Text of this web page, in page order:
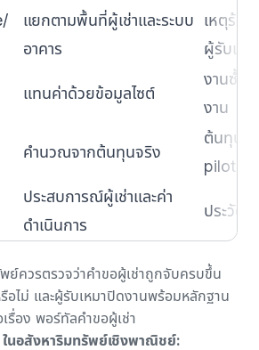
แยกตามพื้นที่ผู้เช่าและระบบ
อาคาร
เหตุร้อง
ผู้รับเหม
แทนค่าด้วยข้อมูลไซต์
งานซ้ำ
งาน
คำนวณจากต้นทุนจริง
ต้นทุนร
pilot
ประสบการณ์ผู้เช่าและค่า
ดำเนินการ
ประวัติ
ย์ควรตรวจว่าคำขอผู้เช่าถูกจับครบขึ้น
อไม่ และผู้รับเหมาปิดงานพร้อมหลักฐาน
รื่อง พอร์ทัลคำขอผู้เช่า
นอสังหาริมทรัพย์เชิงพาณิชย์: